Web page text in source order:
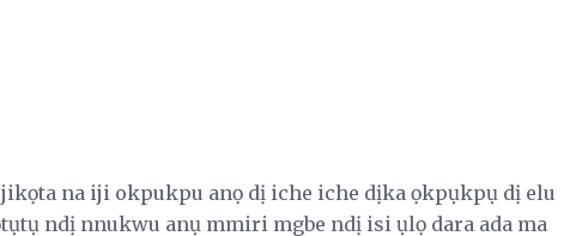
na iji okpukpu anọ dị iche iche dịka ọkpụkpụ dị elu
ndị nnukwu anụ mmiri mgbe ndị isi ụlọ dara ada ma